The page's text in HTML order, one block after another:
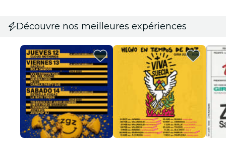
Découvre nos meilleures expériences